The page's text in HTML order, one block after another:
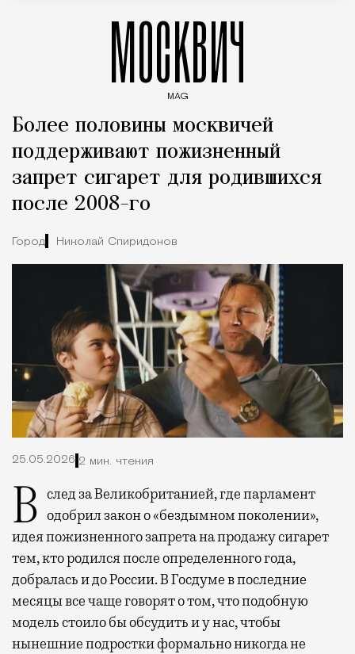
МОСКВИЧ
MAG
Более половины москвичей
поддерживают пожизненный
запрет сигарет для родившихся
после 2008-го
Город Николай Спиридонов
25.05.2026 2 мин. чтения
Вслед за Великобританией, где парламент одобрил закон о «бездымном поколении»,
идея пожизненного запрета на продажу сигарет
тем, кто родился после определенного года,
добралась и до России. В Госдуме в последние
месяцы все чаще говорят о том, что подобную
модель стоило бы обсудить и у нас, чтобы
нынешние подростки формально никогда не